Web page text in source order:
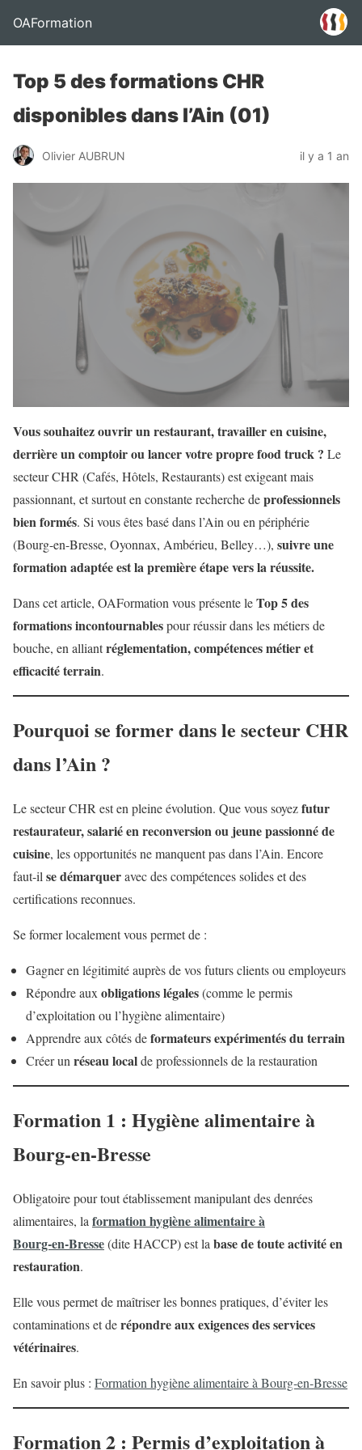
OAFormation
Top 5 des formations CHR
disponibles dans l’Ain (01)
Olivier AUBRUN il y a 1 an
Vous souhaitez ouvrir un restaurant, travailler en cuisine,
derrière un comptoir ou lancer votre propre food truck ? Le
secteur CHR (Cafés, Hôtels, Restaurants) est exigeant mais
passionnant, et surtout en constante recherche deprofessionnels
bien formés. Si vous êtes basé dans l’Ain ou en périphérie
(Bourg-en-Bresse, Oyonnax, Ambérieu, Belley…), suivre une
formation adaptée est la première étape vers la réussite.
Dans cet article, OAFormation vous présente leTop 5 des
formations incontournablespour réussir dans les métiers de
bouche, en alliantréglementation, compétences métier et
efficacité terrain.
Pourquoi se former dans le secteur CHR
dans l’Ain ?
Le secteur CHR est en pleine évolution. Que vous soyezfutur
restaurateur, salarié en reconversion ou jeune passionné de
cuisine, les opportunités ne manquent pas dans l’Ain. Encore
faut-ilse démarqueravec des compétences solides et des
certifications reconnues.
Se former localement vous permet de :
Gagner en légitimité auprès de vos futurs clients ou employeurs
Répondre auxobligations légales(comme le permis
d’exploitation ou l’hygiène alimentaire)
Apprendre aux côtés deformateurs expérimentés du terrain
Créer unréseau localde professionnels de la restauration
Formation 1 : Hygiène alimentaire à
Bourg-en-Bresse
Obligatoire pour tout établissement manipulant des denrées
alimentaires, la formation hygiène alimentaire à
Bourg‑en‑Bresse(dite HACCP) est la base de toute activité en
restauration.
Elle vous permet de maîtriser les bonnes pratiques, d’éviter les
contaminations et derépondre aux exigences des services
vétérinaires.
En savoir plus : Formation hygiène alimentaire à Bourg‑en‑Bresse
Formation 2 : Permis d’exploitation à